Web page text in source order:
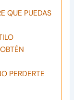
QUE PUEDAS
PERDERTE